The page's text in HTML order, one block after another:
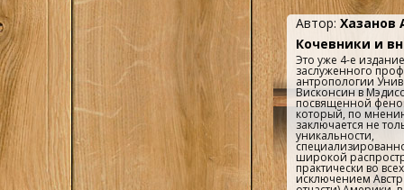
Автор: Хазанов
Кочевники и
Это уже 4-е
заслуженного
антропологии
Висконсин в
посвященной
который, по
заключается не
уникальности,
широкой
практически во
исключением